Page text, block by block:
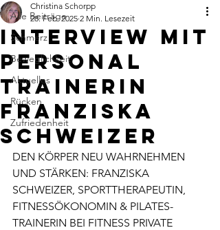
Alle Beiträge
Schmerz
Beweglichkeit
Aktuelles
Rücken
Zufriedenheit
Interview mit
Personal
Trainerin
Franziska
Schweizer
Christina Schorpp
28. Feb. 2025 2 Min. Lesezeit
DEN KÖRPER NEU WAHRNEHMEN
UND STÄRKEN: FRANZISKA
SCHWEIZER, SPORTTHERAPEUTIN,
FITNESSÖKONOMIN & PILATES-
TRAINERIN BEI FITNESS PRIVATE